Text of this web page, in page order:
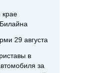
29 августа
в
за